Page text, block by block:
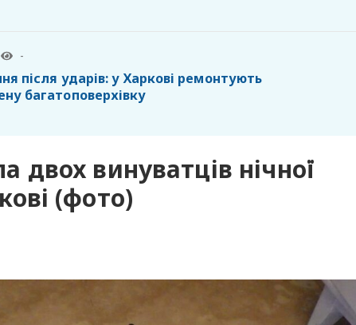
-
після ударів: у Харкові ремонтують
багатоповерхівку
двох винуватців нічної
(фото)